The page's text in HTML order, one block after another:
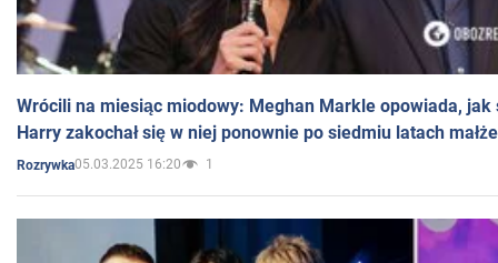
Wrócili na miesiąc miodowy: Meghan Markle opowiada, jak
Harry zakochał się w niej ponownie po siedmiu latach
Rozrywka05.03.2025 16:20 1